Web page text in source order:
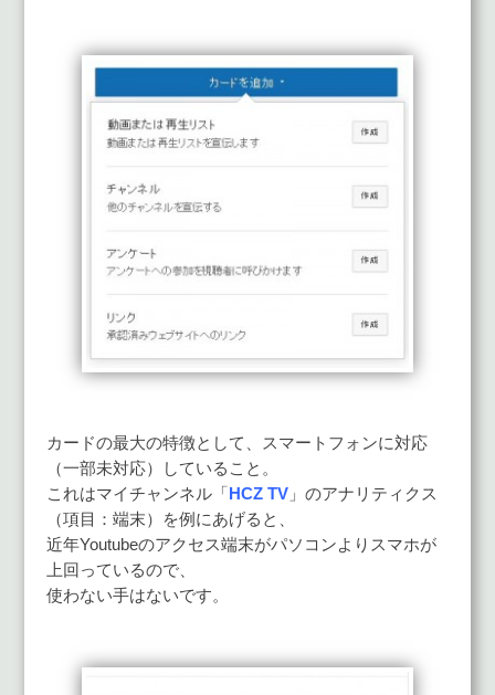
カードの最大の特徴として、スマートフォンに対応
（一部未対応）していること。
これはマイチャンネル「 HCZ TV 」のアナリティクス
（項目：端末）を例にあげると、
近年Youtubeのアクセス端末がパソコンよりスマホが
上回っているので、
使わない手はないです。